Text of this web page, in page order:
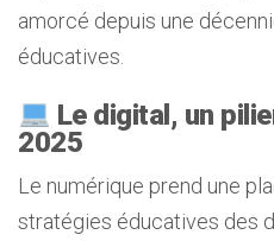
amorcé depuis une
éducatives.
Le digital, un
2025
Le numérique prend une
stratégies éducatives des